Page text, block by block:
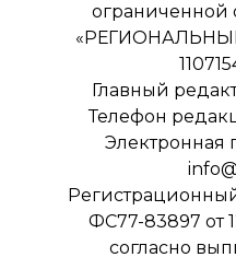
ограниченной
Главный
Телефон
Электронная
ФС77-83897 от
согласно